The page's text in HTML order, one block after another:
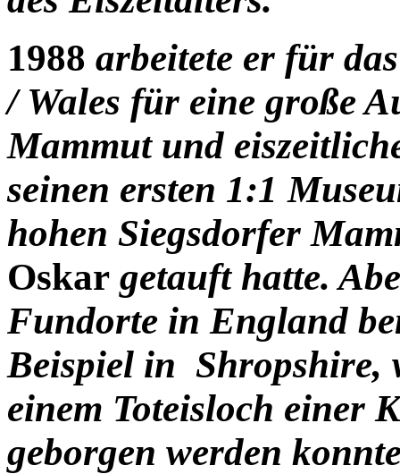
1988 arbeitete er für
/ Wales für eine große
Mammut und
seinen ersten 1:1
hohen Siegsdorfer
Oskar getauft hatte.
Fundorte in England
Beispiel in Shropshire,
einem Toteisloch einer
geborgen werden